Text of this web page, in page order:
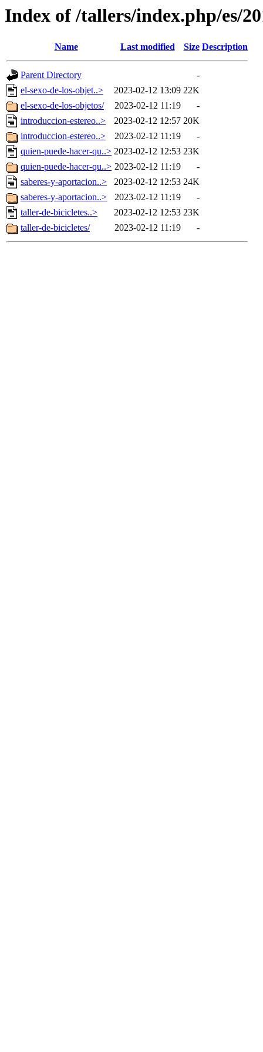
Index of /tallers/index.php/es/
Name Last modified Size Description
Parent Directory
-
el-sexo-de-los-objet..>
2023-02-12 13:09 22K
el-sexo-de-los-objetos/
2023-02-12 11:19
-
introduccion-estereo..>
2023-02-12 12:57 20K
introduccion-estereo..>
2023-02-12 11:19
-
quien-puede-hacer-qu..> 2023-02-12 12:53 23K
quien-puede-hacer-qu..> 2023-02-12 11:19
-
saberes-y-aportacion..>
2023-02-12 12:53 24K
saberes-y-aportacion..>
2023-02-12 11:19
-
taller-de-bicicletes..>
2023-02-12 12:53 23K
taller-de-bicicletes/
2023-02-12 11:19 -